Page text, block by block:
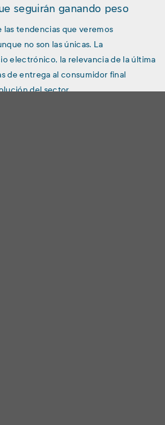
seguirán ganando peso
las tendencias que veremos
no son las únicas. La
electrónico, la relevancia de la última
de entrega al consumidor final
del sector.